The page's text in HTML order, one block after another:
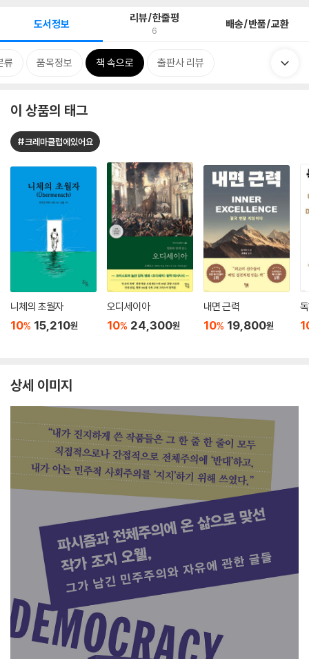
도서정보 리뷰/한줄평
6 배송/반품/교환
류 품목정보 책 속으로 출판사 리뷰
이 상품의 태그
#크레마클럽에있어요
니체의 초월자
10% 15,210원
오디세이아
10% 24,300원
내면 근력
10% 19,800원
상세 이미지